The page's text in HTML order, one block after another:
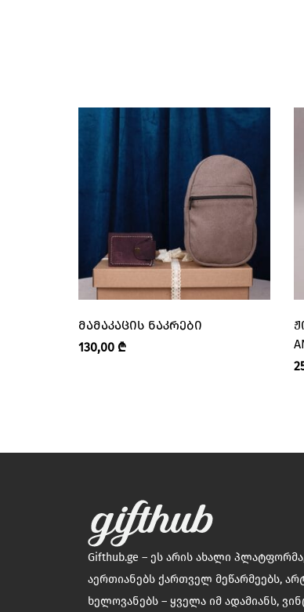
ᲛᲐᲛᲐᲙᲐᲪᲘᲡ ᲜᲐᲙᲠᲔᲑᲘ
130,00 ₾
Gifthub.ge – ეს არის ახალი
აერთიანებს ქართველ მეწარმეებს,
ხელოვანებს – ყველა იმ ადამიანს,